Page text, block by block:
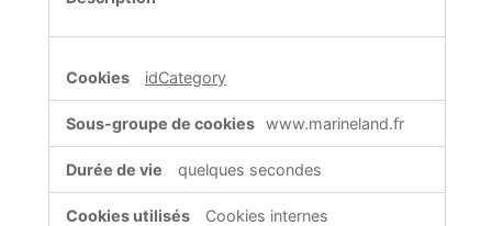
idCategory
www.marineland.fr
quelques secondes
Cookies internes